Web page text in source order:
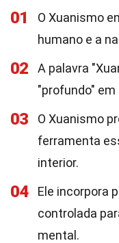
01
O Xuanismo
humano e a
02
A palavra
"profundo" em
03
O Xuanismo
ferramenta
interior.
04
Ele incorpora
controlada
mental.